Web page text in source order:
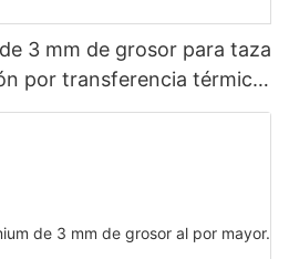
3 mm de grosor para taza
por transferencia térmica